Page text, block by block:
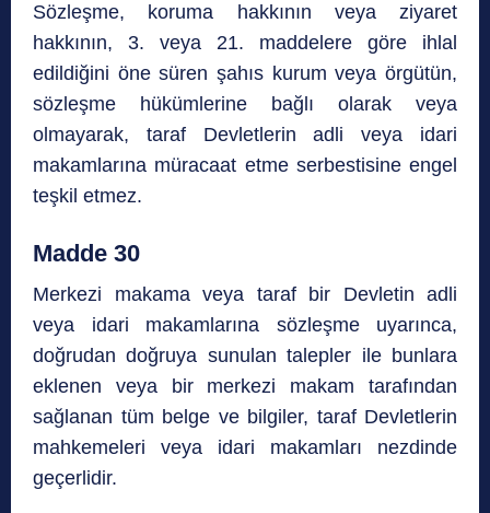
Sözleşme, koruma hakkının veya ziyaret
hakkının, 3. veya 21. maddelere göre ihlal
edildiğini öne süren şahıs kurum veya örgütün,
sözleşme hükümlerine bağlı olarak veya
olmayarak, taraf Devletlerin adli veya idari
makamlarına müracaat etme serbestisine engel
teşkil etmez.
Madde 30
Merkezi makama veya taraf bir Devletin adli
veya idari makamlarına sözleşme uyarınca,
doğrudan doğruya sunulan talepler ile bunlara
eklenen veya bir merkezi makam tarafından
sağlanan tüm belge ve bilgiler, taraf Devletlerin
mahkemeleri veya idari makamları nezdinde
geçerlidir.